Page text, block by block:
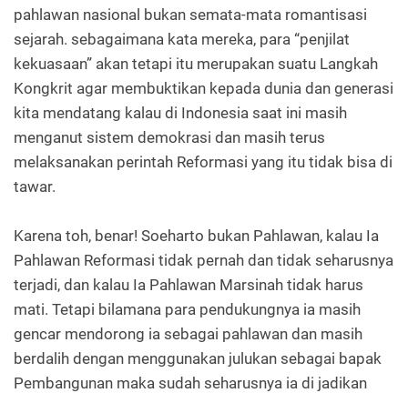
pahlawan nasional bukan semata-mata romantisasi
sejarah. sebagaimana kata mereka, para “penjilat
kekuasaan” akan tetapi itu merupakan suatu Langkah
Kongkrit agar membuktikan kepada dunia dan generasi
kita mendatang kalau di Indonesia saat ini masih
menganut sistem demokrasi dan masih terus
melaksanakan perintah Reformasi yang itu tidak bisa di
tawar.
Karena toh, benar! Soeharto bukan Pahlawan, kalau Ia
Pahlawan Reformasi tidak pernah dan tidak seharusnya
terjadi, dan kalau Ia Pahlawan Marsinah tidak harus
mati. Tetapi bilamana para pendukungnya ia masih
gencar mendorong ia sebagai pahlawan dan masih
berdalih dengan menggunakan julukan sebagai bapak
Pembangunan maka sudah seharusnya ia di jadikan